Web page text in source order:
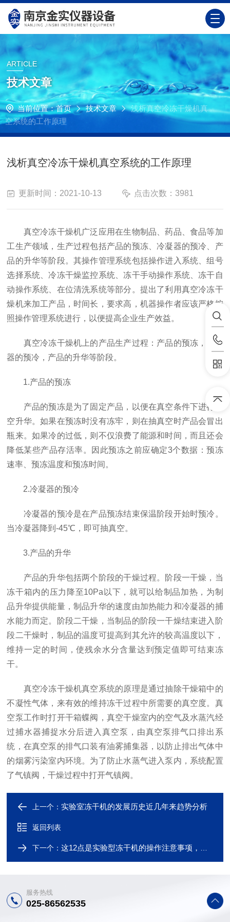
ARTICLE
技术文章
当前位置：首页 技术文章
浅析真空冷冻干燥机真
空系统的工作原理
浅析真空冷冻干燥机真空系统的工作原理
更新时间：2021-10-13 点击次数：3981
真空冷冻干燥机广泛应用在生物制品、药品、食品等加
工生产领域，生产过程包括产品的预冻、冷凝器的预冷、产
品的升华等阶段。其操作管理系统包括操作进入系统、组号
选择系统、冷冻干燥监控系统、冻干手动操作系统、冻干自
动操作系统、在位清洗系统等部分。提出了利用真空冷冻干
燥机来加工产品，时间长，要求高，机器操作者应该严格按
照操作管理系统进行，以便提高企业生产效益。
真空冷冻干燥机上的产品生产过程：产品的预冻，冷凝
器的预冷，产品的升华等阶段。
1.产品的预冻
产品的预冻是为了固定产品，以便在真空条件下进行真
空升华。如果在预冻时没有冻牢，则在抽真空时产品会冒出
瓶来。如果冷的过低，则不仅浪费了能源和时间，而且还会
降低某些产品存活率。因此预冻之前应确定3个数据：预冻
速率、预冻温度和预冻时间。
2.冷凝器的预冷
冷凝器的预冷是在产品预冻结束保温阶段开始时预冷。
当冷凝器降到-45℃，即可抽真空。
3.产品的升华
产品的升华包括两个阶段的干燥过程。阶段一干燥，当
冻干箱内的压力降至10Pa以下，就可以给制品加热，为制
品升华提供能量，制品升华的速度由加热能力和冷凝器的捕
水能力而定。阶段二干燥，当制品的阶段一干燥结束进入阶
段二干燥时，制品的温度可提高到其允许的较高温度以下，
维持一定的时间，使残余水分含量达到预定值即可结束冻
干。
真空冷冻干燥机真空系统的原理是通过抽除干燥箱中的
不凝性气体，来有效的维持冻干过程中所需要的真空度。真
空泵工作时打开干箱蝶阀，真空干燥室内的空气及水蒸汽经
过捕水器捕捉水分后进入真空泵，由真空泵排气口排出系
统，在真空泵的排气口装有油雾捕集器，以防止排出气体中
的烟雾污染室内环境。为了防止水蒸气进入泵内，系统配置
了气镇阀，干燥过程中打开气镇阀。
上一个：实验室冻干机的发展历史近几年来趋势分析
返回列表
下一个：这12点是实验型冻干机的操作注意事项，快来看看
服务热线
025-86562535